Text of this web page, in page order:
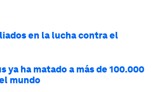
en la lucha contra el
ya ha matado a más de 100.000
mundo